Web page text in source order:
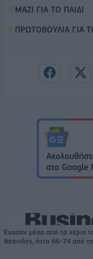
ΜΑΖΙ ΓΙΑ ΤΟ ΠΑΙΔΙ
ΠΡΩΤΟΒΟΥΛΙΑ ΓΙΑ
Έχασαν μέσα από τα χέρια
Νεάνιδες, ήττα 66-74 από